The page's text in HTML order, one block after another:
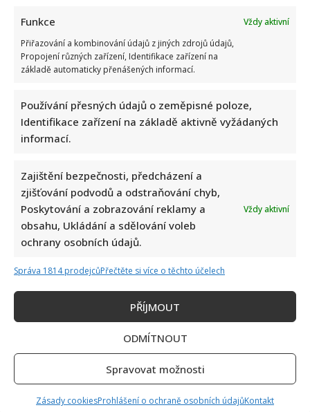
Funkce
Vždy aktivní
Přiřazování a kombinování údajů z jiných zdrojů údajů,
Propojení různých zařízení, Identifikace zařízení na
základě automaticky přenášených informací.
Používání přesných údajů o zeměpisné poloze,
Identifikace zařízení na základě aktivně vyžádaných
informací.
Zajištění bezpečnosti, předcházení a
zjišťování podvodů a odstraňování chyb,
Poskytování a zobrazování reklamy a
obsahu, Ukládání a sdělování voleb
ochrany osobních údajů.
Vždy aktivní
Správa 1814 prodejcůPřečtěte si více o těchto účelech
PŘÍJMOUT
ODMÍTNOUT
Spravovat možnosti
Zásady cookiesProhlášení o ochraně osobních údajůKontakt